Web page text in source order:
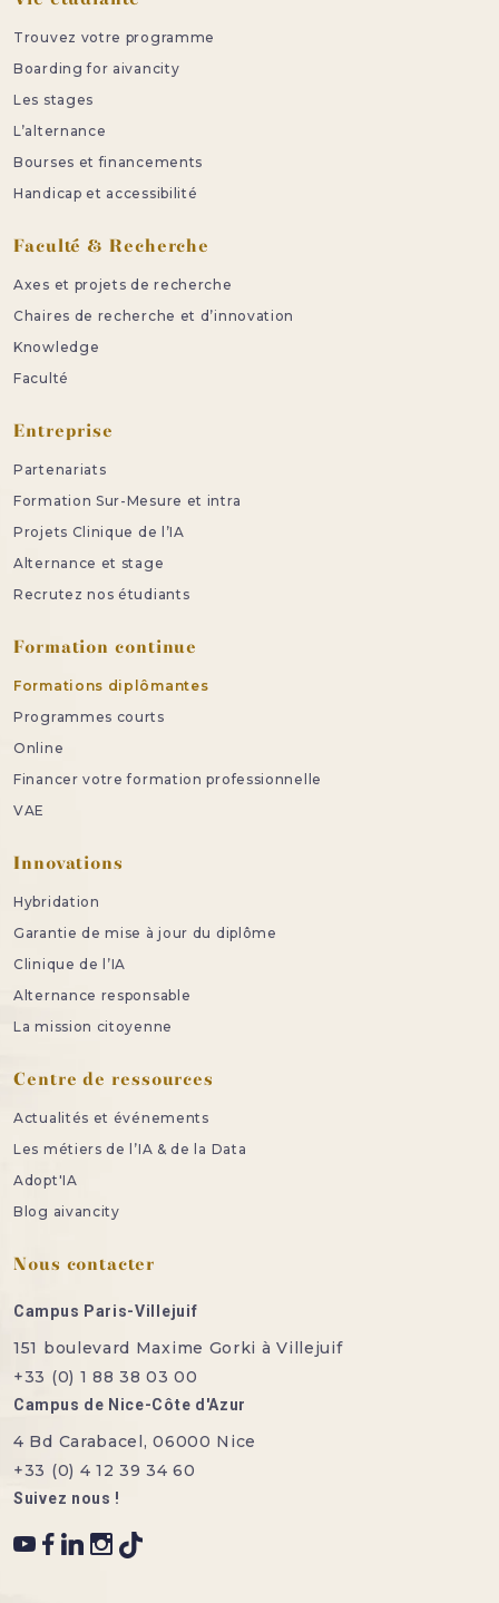
Trouvez votre programme
Boarding for aivancity
Les stages
L’alternance
Bourses et financements
Handicap et accessibilité
Faculté & Recherche
Axes et projets de recherche
Chaires de recherche et d’innovation
Knowledge
Faculté
Entreprise
Partenariats
Formation Sur-Mesure et intra
Projets Clinique de l’IA
Alternance et stage
Recrutez nos étudiants
Formation continue
Formations diplômantes
Programmes courts
Online
Financer votre formation professionnelle
VAE
Innovations
Hybridation
Garantie de mise à jour du diplôme
Clinique de l’IA
Alternance responsable
La mission citoyenne
Centre de ressources
Actualités et événements
Les métiers de l’IA & de la Data
Adopt'IA
Blog aivancity
Nous contacter
Campus Paris-Villejuif
151 boulevard Maxime Gorki à Villejuif
+33 (0) 1 88 38 03 00
Campus de Nice-Côte d'Azur
4 Bd Carabacel, 06000 Nice
+33 (0) 4 12 39 34 60
Suivez nous !